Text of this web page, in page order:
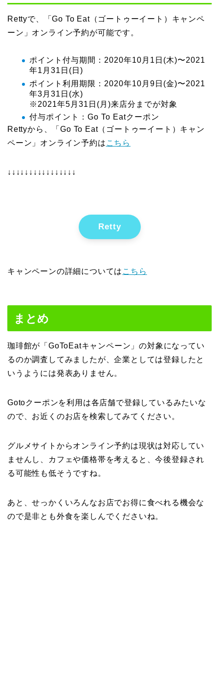
Rettyで、「Go To Eat（ゴートゥーイート）キャンペ
ーン」オンライン予約が可能です。
ポイント付与期間：2020年10月1日(木)〜2021
年1月31日(日)
ポイント利用期限：2020年10月9日(金)〜2021
年3月31日(水)
※2021年5月31日(月)来店分までが対象
付与ポイント：Go To Eatクーポン
Rettyから、「Go To Eat（ゴートゥーイート）キャン
ペーン」オンライン予約は こちら
↓↓↓↓↓↓↓↓↓↓↓↓↓↓↓↓
Retty
キャンペーンの詳細については こちら
まとめ
珈琲館が「GoToEatキャンペーン」の対象になってい
るのか調査してみましたが、企業としては登録したと
いうようには発表ありません。
Gotoクーポンを利用は各店舗で登録しているみたいな
ので、お近くのお店を検索してみてください。
グルメサイトからオンライン予約は現状は対応してい
ませんし、カフェや価格帯を考えると、今後登録され
る可能性も低そうですね。
あと、せっかくいろんなお店でお得に食べれる機会な
ので是非とも外食を楽しんでくださいね。